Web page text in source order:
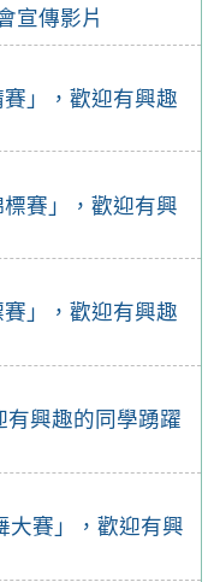
宣傳影片
賽」，歡迎有興趣
標賽」，歡迎有興
賽」，歡迎有興趣
有興趣的同學踴躍
大賽」，歡迎有興